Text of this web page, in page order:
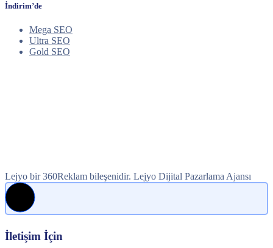
İndirim’de
Mega SEO
Ultra SEO
Gold SEO
Lejyo bir 360Reklam bileşenidir. Lejyo Dijital Pazarlama Ajansı
İletişim İçin